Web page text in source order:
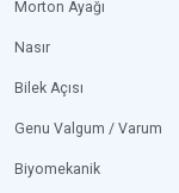
Morton Ayağı
Nasır
Bilek Açısı
Genu Valgum / Varum
Biyomekanik